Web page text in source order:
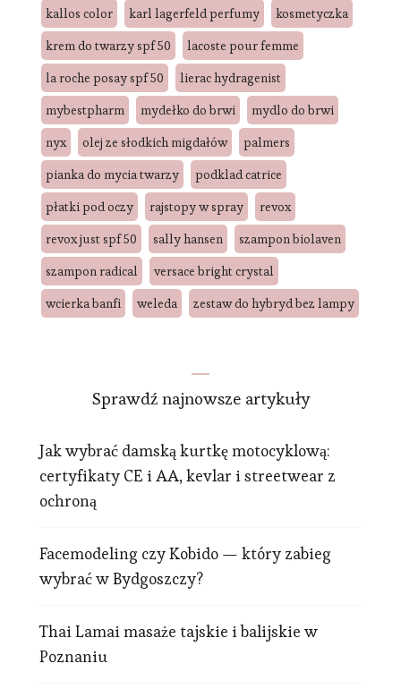
kallos color karl lagerfeld perfumy
kosmetyczka
krem do twarzy spf 50
lacoste pour femme
la roche posay spf 50
lierac hydragenist
mybestpharm
mydełko do brwi
mydlo do brwi
nyx
olej ze słodkich migdałów
palmers
pianka do mycia twarzy
podklad catrice
płatki pod oczy
rajstopy w spray
revox
revox just spf 50
sally hansen
szampon biolaven
szampon radical
versace bright crystal
wcierka banfi
weleda zestaw do hybryd bez lampy
Sprawdź najnowsze artykuły
Jak wybrać damską kurtkę motocyklową:
certyfikaty CE i AA, kevlar i streetwear z
ochroną
Facemodeling czy Kobido — który zabieg
wybrać w Bydgoszczy?
Thai Lamai masaże tajskie i balijskie w
Poznaniu